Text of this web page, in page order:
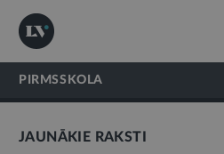
PIRMSSKOLA
JAUNĀKIE RAKSTI